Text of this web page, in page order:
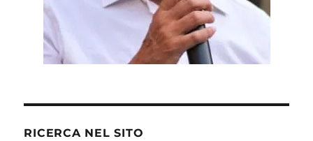
RICERCA NEL SITO